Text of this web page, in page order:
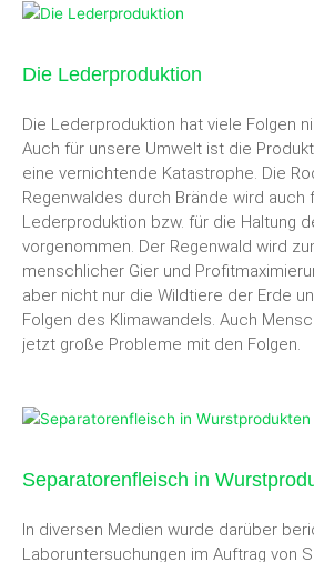
Die Lederproduktion
Die Lederproduktion hat viele Folgen
Auch für unsere Umwelt ist die
eine vernichtende Katastrophe. Die
Regenwaldes durch Brände wird auch
Lederproduktion bzw. für die Haltung
vorgenommen. Der Regenwald wird
menschlicher Gier und
aber nicht nur die Wildtiere der Erde
Folgen des Klimawandels. Auch
jetzt große Probleme mit den Folgen.
Separatorenfleisch in
In diversen Medien wurde darüber
Laboruntersuchungen im Auftrag von